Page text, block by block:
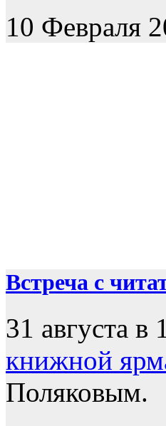
10 Февраля
Встреча с
31 августа
книжной
Поляковым.